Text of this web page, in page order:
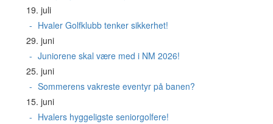
19. juli
Hvaler Golfklubb tenker sikkerhet!
29. juni
Juniorene skal være med i NM 2026!
25. juni
Sommerens vakreste eventyr på banen?
15. juni
Hvalers hyggeligste seniorgolfere!